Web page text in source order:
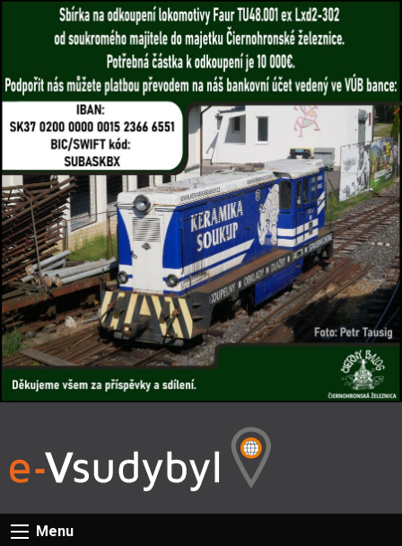
Menu